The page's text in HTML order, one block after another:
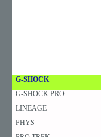
G-SHOCK
G-SHOCK PRO
LINEAGE
PHYS